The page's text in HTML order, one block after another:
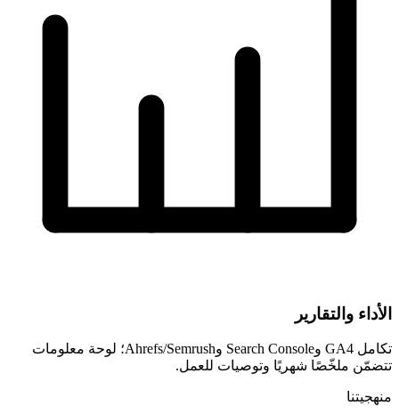
الأداء والتقارير
تكامل GA4 وSearch Console وAhrefs/Semrush؛ لوحة معلومات
تتضمّن ملخّصًا شهريًا وتوصيات للعمل.
منهجيتنا